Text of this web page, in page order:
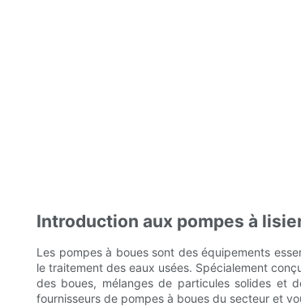
Introduction aux pompes à
Les pompes à boues sont des équipements
le traitement des eaux usées. Spécialement
des boues, mélanges de particules solides et
fournisseurs de pompes à boues du secteur et